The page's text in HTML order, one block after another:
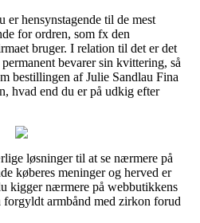
er hensynstagende til de mest
for ordren, som fx den
bruger. I relation til det er det
bevarer sin kvittering, så
bestillingen af Julie Sandlau Fina
hvad end du er på udkig efter
løsninger til at se nærmere på
køberes meninger og herved er
kigger nærmere på webbutikkens
forgyldt armbånd med zirkon forud